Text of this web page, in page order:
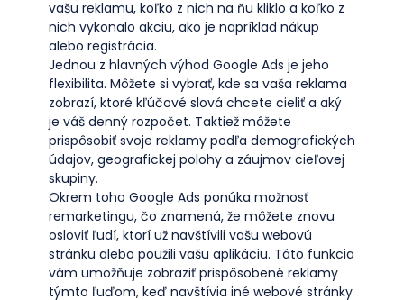
vašu reklamu, koľko z nich na ňu kliklo a koľko z
nich vykonalo akciu, ako je napríklad nákup
alebo registrácia.
Jednou z hlavných výhod Google Ads je jeho
flexibilita. Môžete si vybrať, kde sa vaša reklama
zobrazí, ktoré kľúčové slová chcete cieliť a aký
je váš denný rozpočet. Taktiež môžete
prispôsobiť svoje reklamy podľa demografických
údajov, geografickej polohy a záujmov cieľovej
skupiny.
Okrem toho Google Ads ponúka možnosť
remarketingu, čo znamená, že môžete znovu
osloviť ľudí, ktorí už navštívili vašu webovú
stránku alebo použili vašu aplikáciu. Táto funkcia
vám umožňuje zobraziť prispôsobené reklamy
týmto ľuďom, keď navštívia iné webové stránky